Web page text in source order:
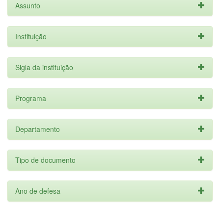
Assunto
Instituição
Sigla da instituição
Programa
Departamento
Tipo de documento
Ano de defesa